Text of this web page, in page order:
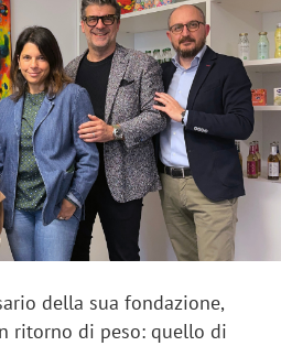
della sua fondazione,
ritorno di peso: quello di